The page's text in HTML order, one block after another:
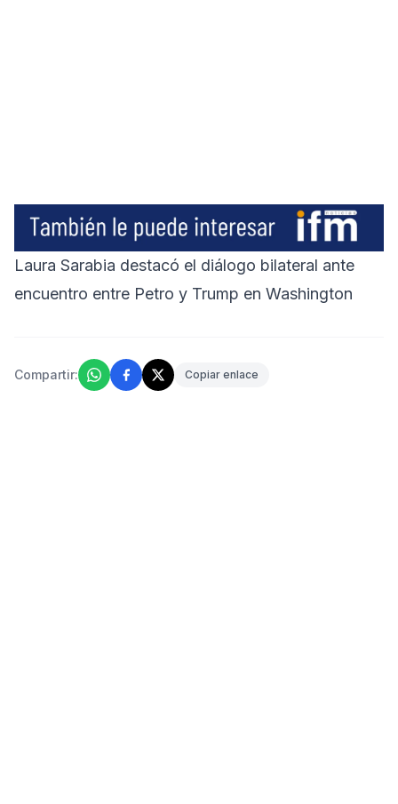
Laura Sarabia destacó el diálogo bilateral ante
encuentro entre Petro y Trump en Washington
Compartir: Copiar enlace